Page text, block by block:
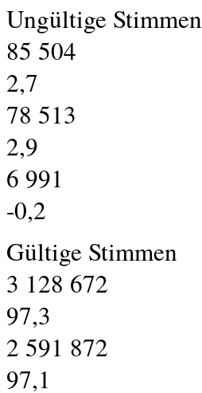
Ungültige Stimmen
85 504
2,7
78 513
2,9
6 991
-0,2
Gültige Stimmen
3 128 672
97,3
2 591 872
97,1